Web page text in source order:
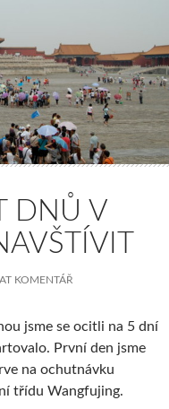
DNŮ V
KOMENTÁŘ
jsme se ocitli na 5 dní
První den jsme
na ochutnávku
třídu Wangfujing.